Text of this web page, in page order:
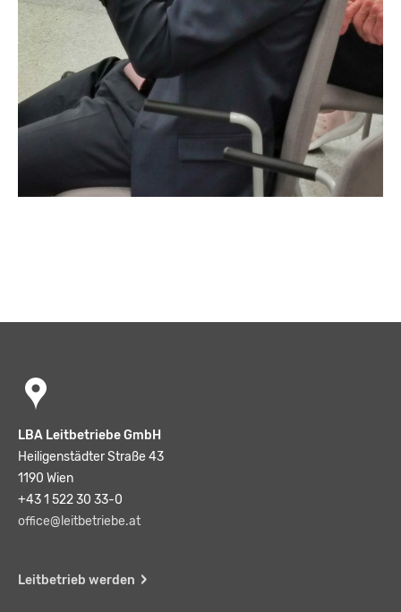
LBA Leitbetriebe GmbH
Heiligenstädter Straße 43
1190 Wien
+43 1 522 30 33-0
office@leitbetriebe.at
Leitbetrieb werden